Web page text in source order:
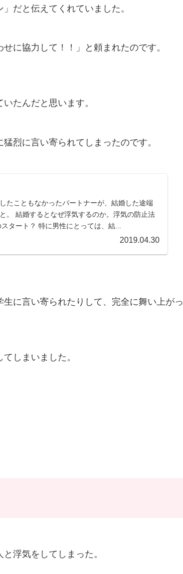
だと伝えてくれていました。
に協力して！！」と頼まれたのです。
たんだと思います。
烈に言い寄られてしまったのです。
たこともなかったパートナーが、結婚した途端
。 結婚するとなぜ浮気するのか。浮気の防止法
タート？ 特に男性にとっては、結...
2019.04.30
に言い寄られたりして、完全に舞い上がっ
しまいました。
浮気をしてしまった。